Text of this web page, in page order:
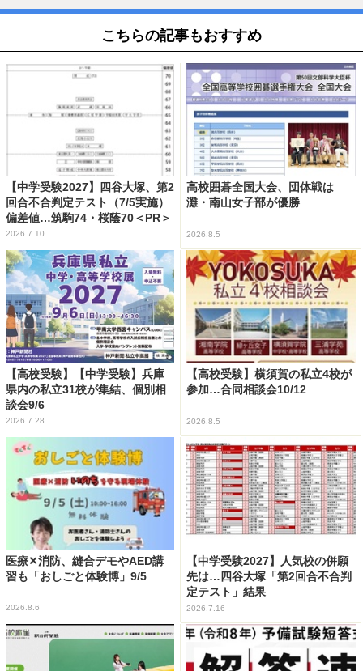
こちらの記事もおすすめ
【中学受験2027】四谷大塚、第2
回合不合判定テスト（7/5実施）
偏差値…筑駒74・桜蔭70＜PR＞
2026.7.10
高校囲碁全国大会、団体戦は
灘・南山女子部が優勝
2026.8.5
【高校受験】【中学受験】兵庫
県内の私立31校が集結、個別相
談会9/6
2026.7.28
【高校受験】横須賀の私立4校が
参加…合同相談会10/12
2026.8.5
医療✕消防、縫合デモやAED講
習も「おしごと体験博」9/5
2026.8.6
【中学受験2027】人気校の併願
先は…四谷大塚「第2回合不合判
定テスト」結果
2026.7.16